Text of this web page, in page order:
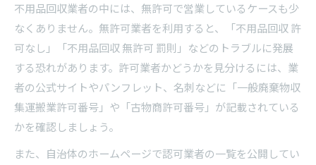
不用品回収業者の中には、無許可で営業しているケースも少
なくありません。無許可業者を利用すると、「不用品回収 許
可なし」「不用品回収 無許可 罰則」などのトラブルに発展
する恐れがあります。許可業者かどうかを見分けるには、業
者の公式サイトやパンフレット、名刺などに「一般廃棄物収
集運搬業許可番号」や「古物商許可番号」が記載されている
かを確認しましょう。
また、自治体のホームページで認可業者の一覧を公開してい